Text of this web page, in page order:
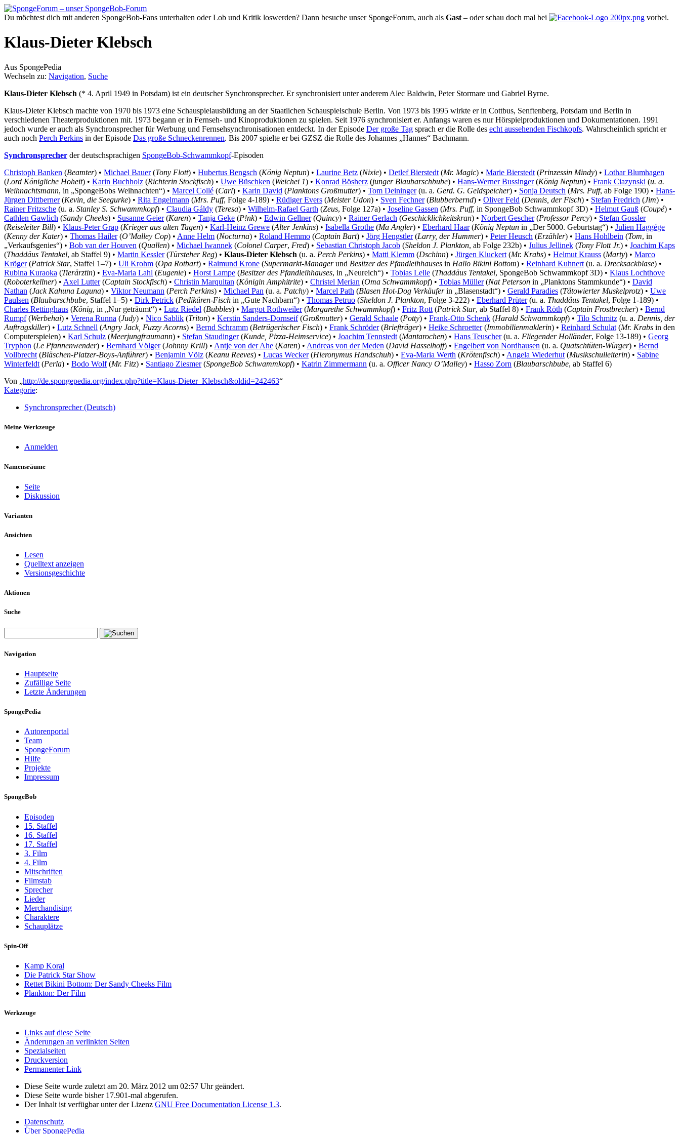
Du möchtest dich mit anderen SpongeBob-Fans unterhalten oder Lob und Kritik loswerden? Dann besuche unser SpongeForum, auch als Gast – oder schau doch mal bei vorbei.
Klaus-Dieter Klebsch
Aus SpongePedia
Wechseln zu: Navigation, Suche
Klaus-Dieter Klebsch (* 4. April 1949 in Potsdam) ist ein deutscher Synchronsprecher. Er synchronisiert unter anderem Alec Baldwin, Peter Stormare und Gabriel Byrne.
Klaus-Dieter Klebsch machte von 1970 bis 1973 eine Schauspielausbildung an der Staatlichen Schauspielschule Berlin. Von 1973 bis 1995 wirkte er in Cottbus, Senftenberg, Potsdam und Berlin in
verschiedenen Theaterproduktionen mit. 1973 begann er in Fernseh- und Kinoproduktionen zu spielen. Seit 1976 synchronisiert er. Anfangs waren es nur Hörspielproduktionen und Dokumentationen. 1991
jedoch wurde er auch als Synchronsprecher für Werbung und Fernsehsynchronisationen entdeckt. In der Episode Der große Tag sprach er die Rolle des echt aussehenden Fischkopfs. Wahrscheinlich spricht er
auch noch Perch Perkins in der Episode Das große Schneckenrennen. Bis 2007 spielte er bei GZSZ die Rolle des Johannes „Hannes“ Bachmann.
Synchronsprecher der deutschsprachigen SpongeBob-Schwammkopf-Episoden
Christoph Banken (Beamter) • Michael Bauer(Tony Flott) • Hubertus Bengsch (König Neptun) • Laurine Betz (Nixie) • Detlef Bierstedt (Mr. Magic) • Marie Bierstedt (Prinzessin Mindy) • Lothar Blumhagen
(Lord Königliche Hoheit) • Karin Buchholz (Richterin Stockfisch) • Uwe Büschken (Weichei 1) • Konrad Bösherz (junger Blaubarschbube) • Hans-Werner Bussinger(König Neptun) • Frank Ciazynski (u. a.
Weihnachtsmann, in „SpongeBobs Weihnachten“) • Marcel Collé (Carl) • Karin David (Planktons Großmutter) • Tom Deininger(u. a. Gerd. G. Geldspeicher) • Sonja Deutsch (Mrs. Puff, ab Folge 190) • Hans-
Jürgen Dittberner(Kevin, die Seegurke) • Rita Engelmann (Mrs. Puff, Folge 4-189) • Rüdiger Evers (Meister Udon) • Sven Fechner(Blubberbernd) • Oliver Feld (Dennis, der Fisch) • Stefan Fredrich (Jim) •
Rainer Fritzsche (u. a. Stanley S. Schwammkopf) • Claudia Gáldy (Teresa) • Wilhelm-Rafael Garth (Zeus, Folge 127a) • Joseline Gassen (Mrs. Puff, in SpongeBob Schwammkopf 3D) • Helmut Gauß (Coupé) •
Cathlen Gawlich (Sandy Cheeks) • Susanne Geier(Karen) • Tanja Geke (P!nk) • Edwin Gellner(Quincy) • Rainer Gerlach (Geschicklichkeitskran) • Norbert Gescher(Professor Percy) • Stefan Gossler
(Reiseleiter Bill) • Klaus-Peter Grap (Krieger aus alten Tagen) • Karl-Heinz Grewe (Alter Jenkins) • Isabella Grothe (Ma Angler) • Eberhard Haar(König Neptun in „Der 5000. Geburtstag“) • Julien Haggége
(Kenny der Kater) • Thomas Hailer(O’Malley Cop) • Anne Helm (Nocturna) • Roland Hemmo (Captain Bart) • Jörg Hengstler(Larry, der Hummer) • Peter Heusch (Erzähler) • Hans Hohlbein (Tom, in
„Verkaufsgenies“) • Bob van der Houven (Quallen) • Michael Iwannek (Colonel Carper, Fred) • Sebastian Christoph Jacob (Sheldon J. Plankton, ab Folge 232b) • Julius Jellinek (Tony Flott Jr.) • Joachim Kaps
(Thaddäus Tentakel, ab Staffel 9) • Martin Kessler(Türsteher Reg) • Klaus-Dieter Klebsch (u. a. Perch Perkins) • Matti Klemm (Dschinn) • Jürgen Kluckert (Mr. Krabs) • Helmut Krauss (Marty) • Marco
Kröger(Patrick Star, Staffel 1–7) • Uli Krohm (Opa Rotbart) • Raimund Krone (Supermarkt-Managerund Besitzer des Pfandleihhauses in Hallo Bikini Bottom) • Reinhard Kuhnert (u. a. Drecksackblase) •
Rubina Kuraoka (Tierärztin) • Eva-Maria Lahl (Eugenie) • Horst Lampe (Besitzer des Pfandleihhauses, in „Neureich“) • Tobias Lelle (Thaddäus Tentakel, SpongeBob Schwammkopf 3D) • Klaus Lochthove
(Roboterkellner) • Axel Lutter(Captain Stockfisch) • Christin Marquitan (Königin Amphitrite) • Christel Merian (Oma Schwammkopf) • Tobias Müller(Nat Peterson in „Planktons Stammkunde“) • David
Nathan (Jack Kahuna Laguna) • Viktor Neumann (Perch Perkins) • Michael Pan (u. a. Patchy) • Marcel Path (Blasen Hot-Dog Verkäuferin „Blasenstadt“) • Gerald Paradies (Tätowierter Muskelprotz) • Uwe
Paulsen (Blaubarschbube, Staffel 1–5) • Dirk Petrick (Pediküren-Fisch in „Gute Nachbarn“) • Thomas Petruo (Sheldon J. Plankton, Folge 3-222) • Eberhard Prüter(u. a. Thaddäus Tentakel, Folge 1-189) •
Charles Rettinghaus (König, in „Nur geträumt“) • Lutz Riedel (Bubbles) • Margot Rothweiler(Margarethe Schwammkopf) • Fritz Rott (Patrick Star, ab Staffel 8) • Frank Röth (Captain Frostbrecher) • Bernd
Rumpf(Werbehai) • Verena Runna (Judy) • Nico Sablik (Triton) • Kerstin Sanders-Dornseif(Großmutter) • Gerald Schaale (Potty) • Frank-Otto Schenk (Harald Schwammkopf) • Tilo Schmitz (u. a. Dennis, der
Auftragskiller) • Lutz Schnell (Angry Jack, Fuzzy Acorns) • Bernd Schramm (Betrügerischer Fisch) • Frank Schröder(Briefträger) • Heike Schroetter(Immobilienmaklerin) • Reinhard Schulat (Mr. Krabs in den
Computerspielen) • Karl Schulz (Meerjungfraumann) • Stefan Staudinger(Kunde, Pizza-Heimservice) • Joachim Tennstedt (Mantarochen) • Hans Teuscher(u. a. Fliegender Holländer, Folge 13-189) • Georg
Tryphon (Le Pfannenwender) • Bernhard Völger(Johnny Krill) • Antje von der Ahe (Karen) • Andreas von der Meden (David Hasselhoff) • Engelbert von Nordhausen (u. a. Quatschtüten-Würger) • Bernd
Vollbrecht (Bläschen-Platzer-Boys-Anführer) • Benjamin Völz (Keanu Reeves) • Lucas Wecker(Hieronymus Handschuh) • Eva-Maria Werth (Krötenfisch) • Angela Wiederhut (Musikschulleiterin) • Sabine
Winterfeldt (Perla) • Bodo Wolf(Mr. Fitz) • Santiago Ziesmer(SpongeBob Schwammkopf) • Katrin Zimmermann (u. a. Officer Nancy O’Malley) • Hasso Zorn (Blaubarschbube, ab Staffel 6)
Von „http://de.spongepedia.org/index.php?title=Klaus-Dieter_Klebsch&oldid=242463“
Kategorie:
Synchronsprecher (Deutsch)
Meine Werkzeuge
Anmelden
Namensräume
Seite
Diskussion
Varianten
Ansichten
Lesen
Quelltext anzeigen
Versionsgeschichte
Aktionen
Suche
Navigation
Hauptseite
Zufällige Seite
Letzte Änderungen
SpongePedia
Autorenportal
Team
SpongeForum
Hilfe
Projekte
Impressum
SpongeBob
Episoden
15. Staffel
16. Staffel
17. Staffel
3. Film
4. Film
Mitschriften
Filmstab
Sprecher
Lieder
Merchandising
Charaktere
Schauplätze
Spin-Off
Kamp Koral
Die Patrick Star Show
Rettet Bikini Bottom: Der Sandy Cheeks Film
Plankton: Der Film
Werkzeuge
Links auf diese Seite
Änderungen an verlinkten Seiten
Spezialseiten
Druckversion
Permanenter Link
Diese Seite wurde zuletzt am 20. März 2012 um 02:57 Uhr geändert.
Diese Seite wurde bisher 17.901-mal abgerufen.
Der Inhalt ist verfügbar unter der Lizenz GNU Free Documentation License 1.3.
Datenschutz
Über SpongePedia